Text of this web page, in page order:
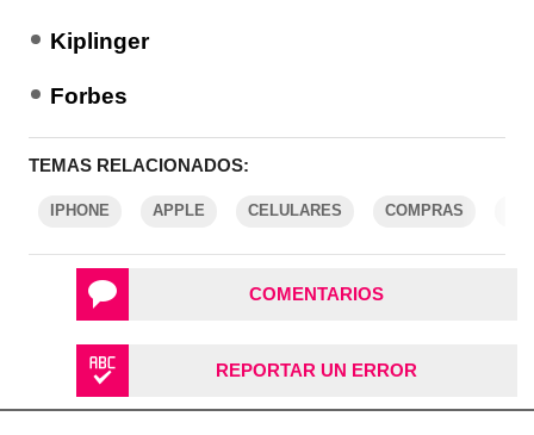
Kiplinger
Forbes
TEMAS RELACIONADOS:
IPHONE APPLE CELULARES COMPRAS
COMENTARIOS
REPORTAR UN ERROR